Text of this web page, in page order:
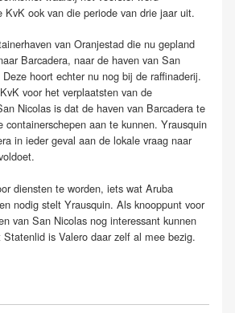
KvK ook van die periode van drie jaar uit.
van Oranjestad die nu gepland
Barcadera, naar de haven van San
hoort echter nu nog bij de raffinaderij.
voor het verplaatsten van de
Nicolas is dat de haven van Barcadera te
containerschepen aan te kunnen. Yrausquin
in ieder geval aan de lokale vraag naar
diensten te worden, iets wat Aruba
nodig stelt Yrausquin. Als knooppunt voor
van San Nicolas nog interessant kunnen
is Valero daar zelf al mee bezig.